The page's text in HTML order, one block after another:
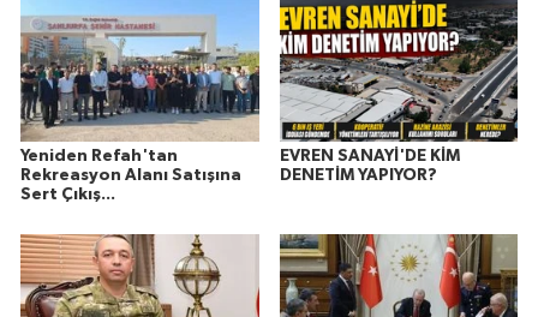
Yeniden Refah'tan
Rekreasyon Alanı Satışına
Sert Çıkış...
EVREN SANAYİ'DE KİM
DENETİM YAPIYOR?